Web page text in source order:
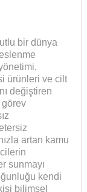
bir dünya
ürünleri ve cilt
değiştiren
artan kamu
sunmayı
kendi
bilimsel